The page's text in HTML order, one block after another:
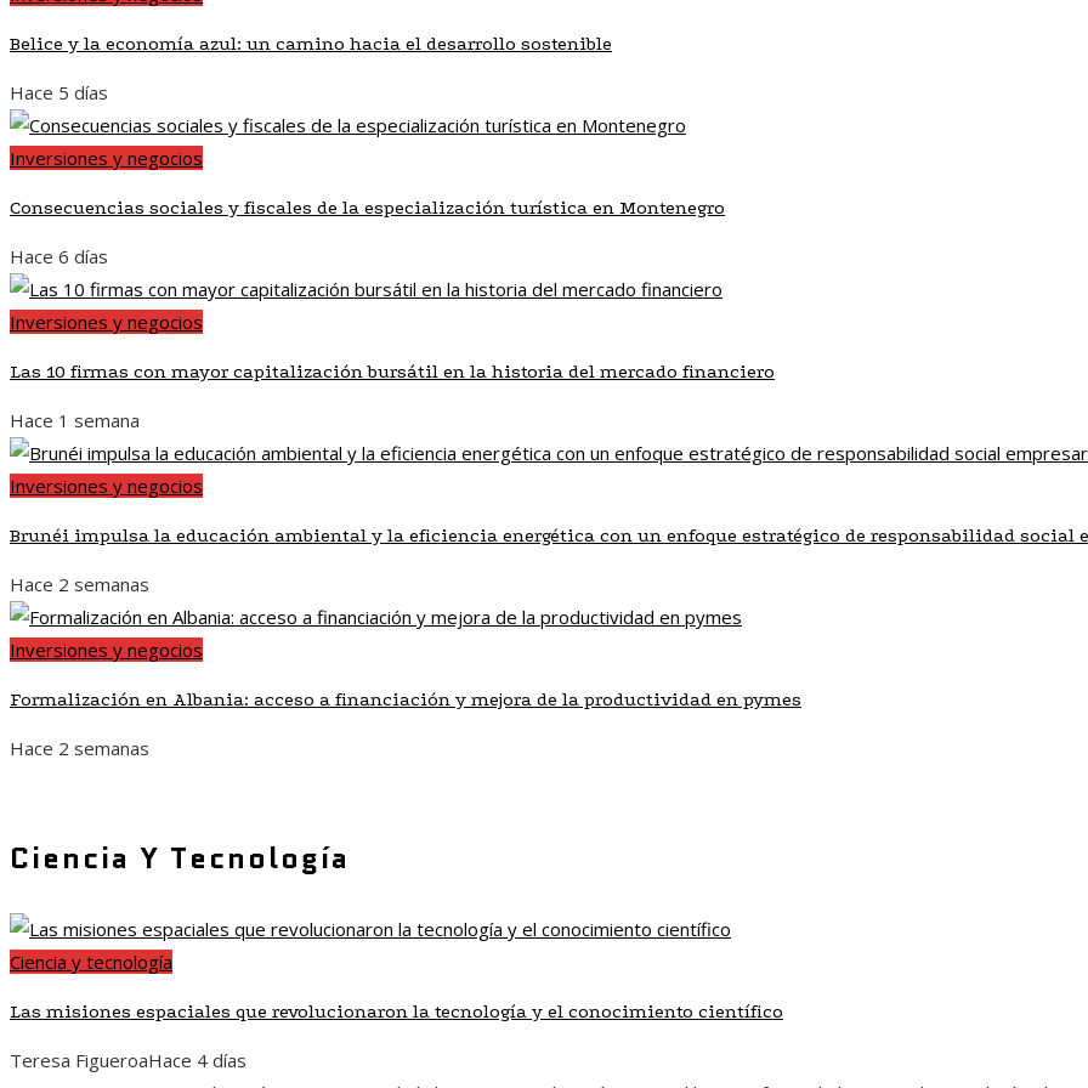
Belice y la economía azul: un camino hacia el desarrollo sostenible
Hace 5 días
Inversiones y negocios
Consecuencias sociales y fiscales de la especialización turística en Montenegro
Hace 6 días
Inversiones y negocios
Las 10 firmas con mayor capitalización bursátil en la historia del mercado financiero
Hace 1 semana
Inversiones y negocios
Brunéi impulsa la educación ambiental y la eficiencia energética con un enfoque estratégico de responsabilidad social
Hace 2 semanas
Inversiones y negocios
Formalización en Albania: acceso a financiación y mejora de la productividad en pymes
Hace 2 semanas
Ciencia Y Tecnología
Ciencia y tecnología
Las misiones espaciales que revolucionaron la tecnología y el conocimiento científico
Teresa FigueroaHace 4 días